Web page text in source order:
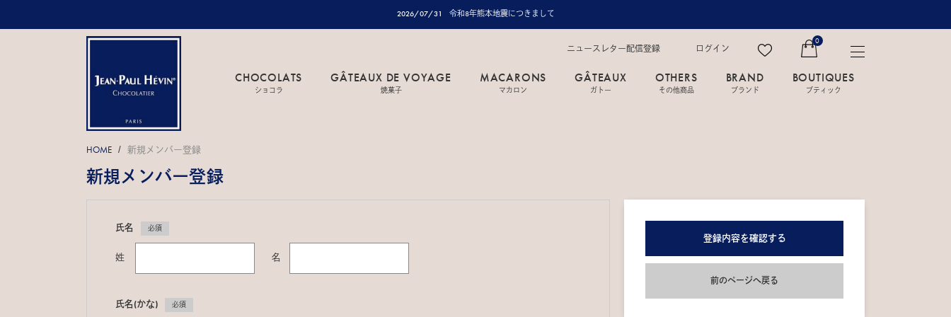
2026/07/31 令和8年熊本地震につきまして
ニュースレター配信登録 ログイン
0
CHOCOLATS
ショコラ
GÂTEAUX DE VOYAGE
焼菓子
MACARONS
マカロン
GÂTEAUX
ガトー
OTHERS
その他商品
BRAND
ブランド
BOUTIQUES
ブティック
HOME / 新規メンバー登録
新規メンバー登録
氏名 必須
姓 名
氏名(かな) 必須
登録内容を確認する
前のページへ戻る